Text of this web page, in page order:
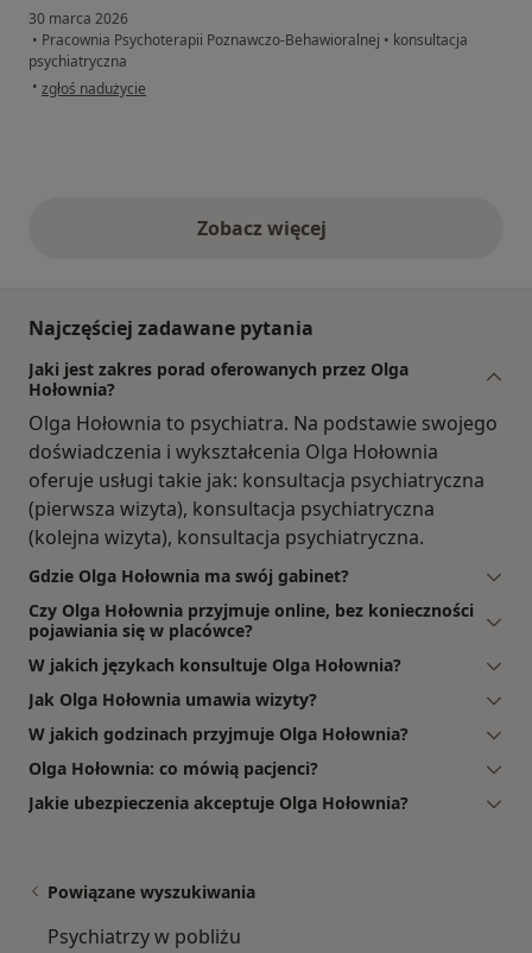
30 marca 2026
• Pracownia Psychoterapii Poznawczo-Behawioralnej • konsultacja
psychiatryczna
• w opinii użytkownika Justyna
zgłoś nadużycie
Zobacz więcejopinie powyżej
Najczęściej zadawane pytania
Jaki jest zakres porad oferowanych przez Olga
Hołownia?
Olga Hołownia to psychiatra. Na podstawie swojego
doświadczenia i wykształcenia Olga Hołownia
oferuje usługi takie jak: konsultacja psychiatryczna
(pierwsza wizyta), konsultacja psychiatryczna
(kolejna wizyta), konsultacja psychiatryczna.
Gdzie Olga Hołownia ma swój gabinet?
Czy Olga Hołownia przyjmuje online, bez konieczności
pojawiania się w placówce?
W jakich językach konsultuje Olga Hołownia?
Jak Olga Hołownia umawia wizyty?
W jakich godzinach przyjmuje Olga Hołownia?
Olga Hołownia: co mówią pacjenci?
Jakie ubezpieczenia akceptuje Olga Hołownia?
Powiązane wyszukiwania
Psychiatrzy w pobliżu